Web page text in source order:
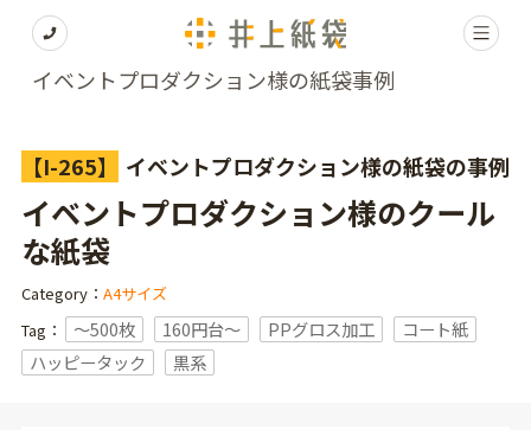
イベントプロダクション様の紙袋事例
【I-265】 イベントプロダクション様の紙袋の事例
イベントプロダクション様のクール
な紙袋
Category： A4サイズ
Tag：
〜500枚 160円台〜 PPグロス加工
コート紙
ハッピータック
黒系